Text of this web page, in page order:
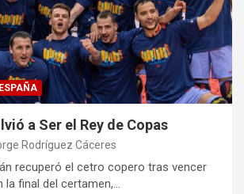
ESPAÑA
a Ser el Rey de Copas
Rodríguez Cáceres
recuperó el cetro copero tras vencer
la final del certamen,…